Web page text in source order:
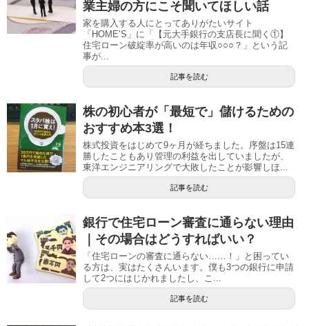
業主婦の方にこそ聞いてほしい話
家を購入する人にとってありがたいサイト
「HOME’S」に「【元大手銀行の支店長に聞く①】
住宅ローン破綻率が高いのは年収○○○？」という記
事が...
記事を読む
株の初心者が「最短で」儲けるための
おすすめ本3選！
株式投資をはじめて9ヶ月が経ちました。序盤は15連
勝したこともあり管理の利益を出していましたが、
東洋エンジニアリングで大敗したことが影響しほ...
記事を読む
銀行で住宅ローン審査に通らない理由
｜その場合はどうすればいい？
「住宅ローンの審査に通らない……！」と困ってい
る方は、実はたくさんいます。僕も3つの銀行に申請
して2つにはじかれましたし、こ...
記事を読む